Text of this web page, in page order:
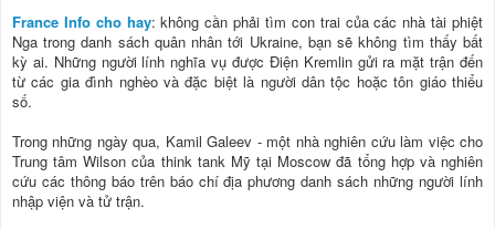
France Info cho hay: không cần phải tìm con trai của các nhà tài phiệt
Nga trong danh sách quân nhân tới Ukraine, bạn sẽ không tìm thấy bất
kỳ ai. Những người lính nghĩa vụ được Điện Kremlin gửi ra mặt trận đến
từ các gia đình nghèo và đặc biệt là người dân tộc hoặc tôn giáo thiểu
số.
Trong những ngày qua, Kamil Galeev - một nhà nghiên cứu làm việc cho
Trung tâm Wilson của think tank Mỹ tại Moscow đã tổng hợp và nghiên
cứu các thông báo trên báo chí địa phương danh sách những người lính
nhập viện và tử trận.